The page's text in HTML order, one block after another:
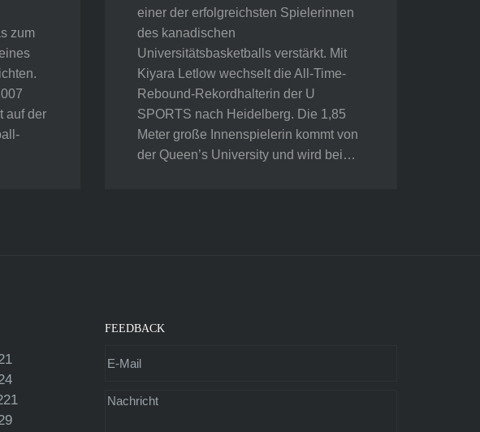
zum
auf der
einer der erfolgreichsten Spielerinnen
des kanadischen
Universitätsbasketballs verstärkt. Mit
Kiyara Letlow wechselt die All-Time-
Rebound-Rekordhalterin der U
SPORTS nach Heidelberg. Die 1,85
Meter große Innenspielerin kommt von
der Queen’s University und wird bei…
FEEDBACK